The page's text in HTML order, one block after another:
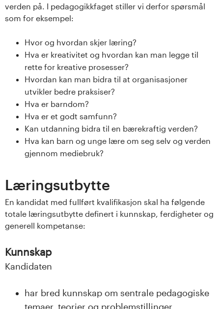
verden på. I pedagogikkfaget stiller vi derfor spørsmål
som for eksempel:
Hvor og hvordan skjer læring?
Hva er kreativitet og hvordan kan man legge til
rette for kreative prosesser?
Hvordan kan man bidra til at organisasjoner
utvikler bedre praksiser?
Hva er barndom?
Hva er et godt samfunn?
Kan utdanning bidra til en bærekraftig verden?
Hva kan barn og unge lære om seg selv og verden
gjennom mediebruk?
Læringsutbytte
En kandidat med fullført kvalifikasjon skal ha følgende
totale læringsutbytte definert i kunnskap, ferdigheter og
generell kompetanse:
Kunnskap
Kandidaten
har bred kunnskap om sentrale pedagogiske
temaer, teorier og problemstillinger